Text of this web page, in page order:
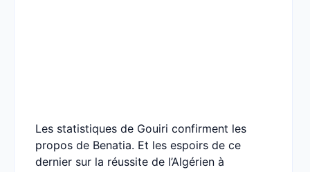
Les statistiques de Gouiri confirment les
propos de Benatia. Et les espoirs de ce
dernier sur la réussite de l’Algérien à